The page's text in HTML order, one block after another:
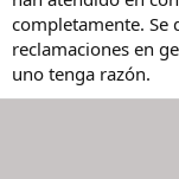
completamente. Se
reclamaciones en
uno tenga razón.